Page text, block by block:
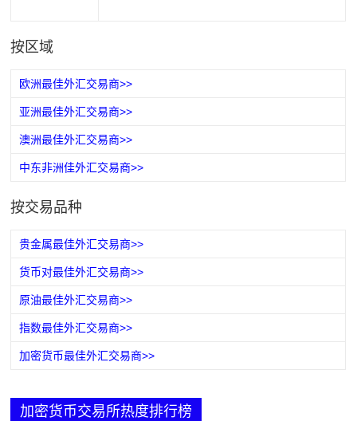
按区域
欧洲最佳外汇交易商>>
亚洲最佳外汇交易商>>
澳洲最佳外汇交易商>>
中东非洲佳外汇交易商>>
按交易品种
贵金属最佳外汇交易商>>
货币对最佳外汇交易商>>
原油最佳外汇交易商>>
指数最佳外汇交易商>>
加密货币最佳外汇交易商>>
加密货币交易所热度排行榜